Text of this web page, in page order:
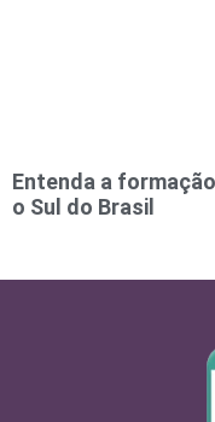
Entenda a
o Sul do Brasil